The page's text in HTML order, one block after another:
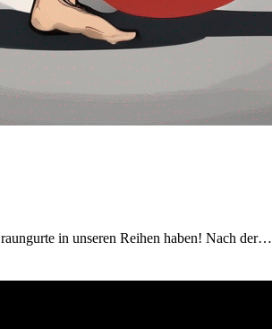
in unseren Reihen haben! Nach der…